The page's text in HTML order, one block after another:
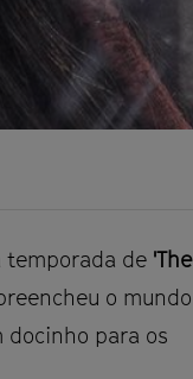
temporada de 'The
o mundo
docinho para os